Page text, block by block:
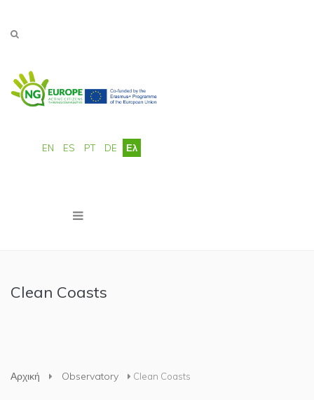
EN ES PT DE Ελ
Clean Coasts
Αρχική Observatory Clean Coasts